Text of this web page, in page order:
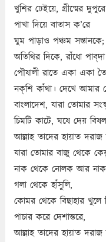
খুশির ঢেইয়ে, গ্রীষ্মের
পাখা দিয়ে বাতাস ক’রে
ঘুম পাড়াও পঞ্চম
অতিথির দিকে, রাঁধো
পৌষালী রাতে একা একা
নক্‌শি কাঁথা। দেখে আমার
বাংলাদেশ, যারা তোমার
চিমটি কাটে, ঘষে দেয়
আল্লাহ তাদের হায়াত
যারা তোমার বাজু থেকে
নাক থেকে নোলক আর
গলা থেকে হাঁসুলি,
কোমর থেকে বিছাহার খুলে
পাচার করে দেশান্তরে,
আল্লাহ তাদের হায়াত